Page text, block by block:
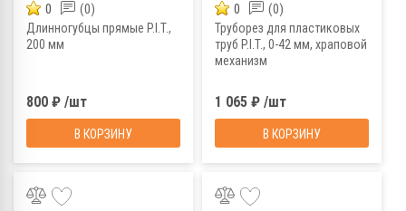
0 (0)
Длинногубцы прямые P.I.T.,
200 мм
800 ₽ /шт
В КОРЗИНУ
0 (0)
Труборез для пластиковых
труб P.I.T., 0-42 мм, храповой
механизм
1 065 ₽ /шт
В КОРЗИНУ